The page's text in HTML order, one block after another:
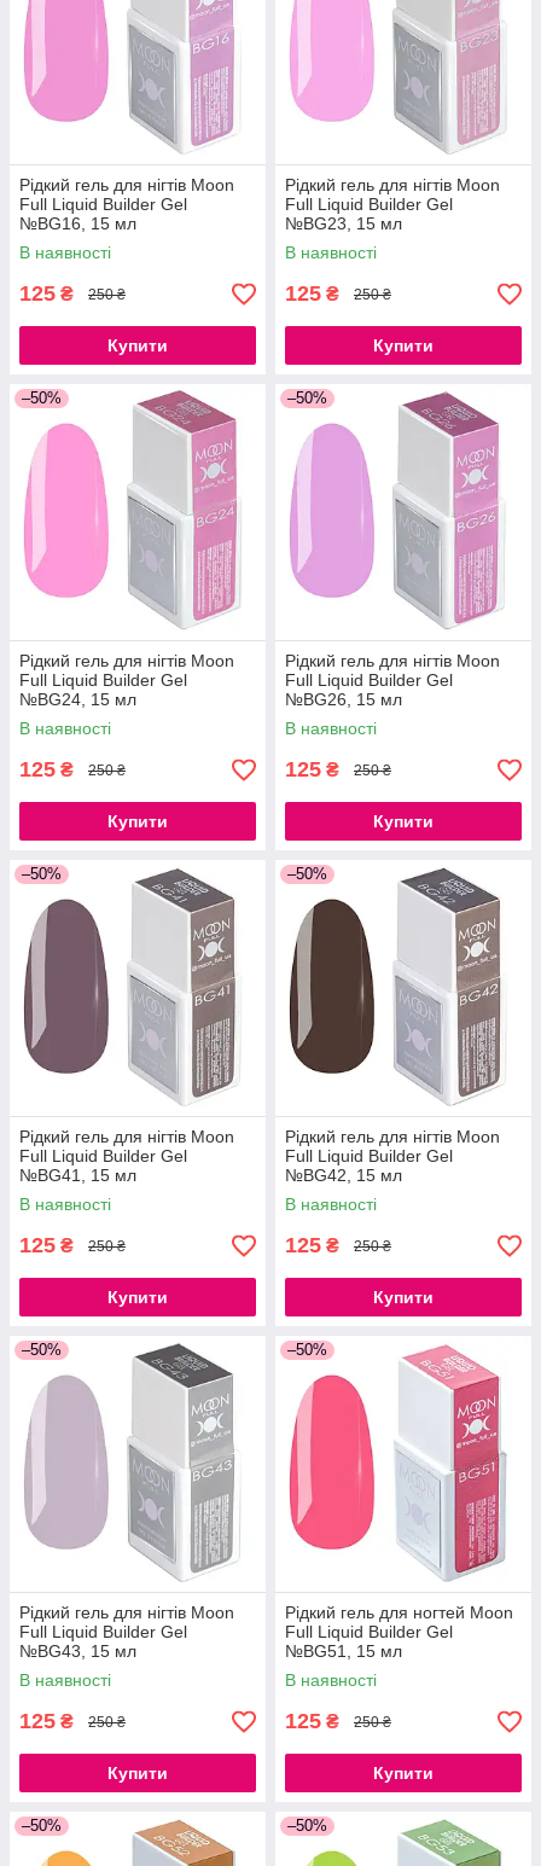
Рідкий гель для нігтів Moon
Full Liquid Builder Gel
№BG16, 15 мл
В наявності
125 ₴ 250 ₴
Купити
Рідкий гель для нігтів Moon
Full Liquid Builder Gel
№BG23, 15 мл
В наявності
125 ₴ 250 ₴
Купити
–50%
Рідкий гель для нігтів Moon
Full Liquid Builder Gel
№BG24, 15 мл
В наявності
125 ₴ 250 ₴
Купити
–50%
Рідкий гель для нігтів Moon
Full Liquid Builder Gel
№BG26, 15 мл
В наявності
125 ₴ 250 ₴
Купити
–50%
Рідкий гель для нігтів Moon
Full Liquid Builder Gel
№BG41, 15 мл
В наявності
125 ₴ 250 ₴
Купити
–50%
Рідкий гель для нігтів Moon
Full Liquid Builder Gel
№BG42, 15 мл
В наявності
125 ₴ 250 ₴
Купити
–50%
Рідкий гель для нігтів Moon
Full Liquid Builder Gel
№BG43, 15 мл
В наявності
125 ₴ 250 ₴
Купити
–50%
Рідкий гель для ногтей Moon
Full Liquid Builder Gel
№BG51, 15 мл
В наявності
125 ₴ 250 ₴
Купити
–50% –50%